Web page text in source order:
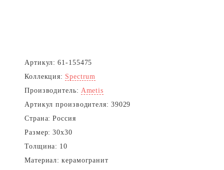
Артикул: 61-155475
Коллекция: Spectrum
Производитель: Ametis
Артикул производителя: 39029
Страна: Россия
Размер: 30x30
Толщина: 10
Материал: керамогранит